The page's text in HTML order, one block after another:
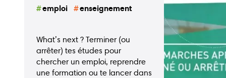
emploi enseignement
What’s next ? Terminer (ou
arrêter) tes études pour
chercher un emploi, reprendre
une formation ou te lancer dans